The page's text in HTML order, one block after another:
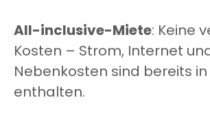
All-inclusive-Miete: Keine
Kosten – Strom, Internet
Nebenkosten sind bereits
enthalten.